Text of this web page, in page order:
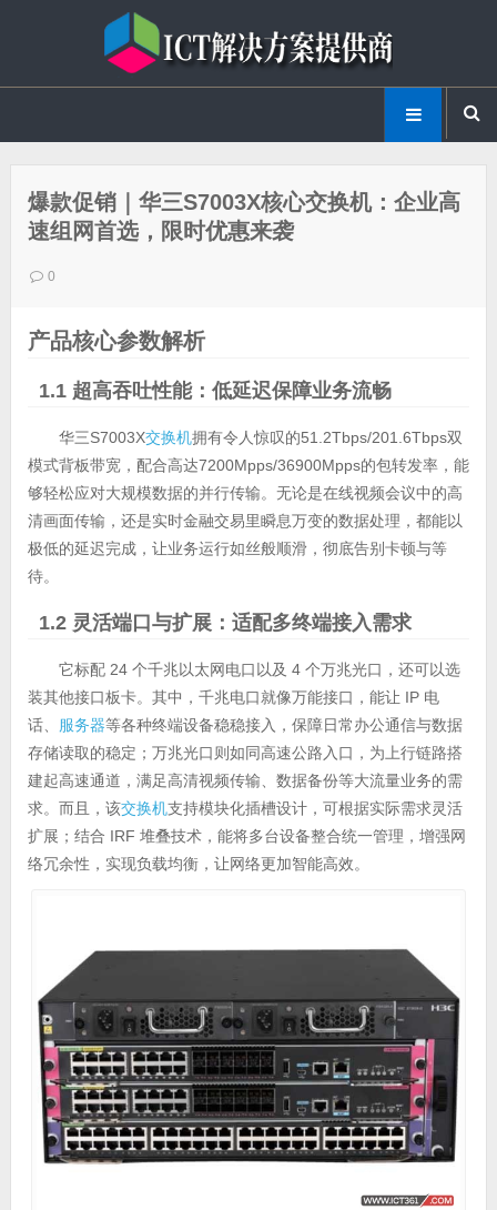
爆款促销｜华三S7003X核心交换机：企业高
速组网首选，限时优惠来袭
0
产品核心参数解析
1.1 超高吞吐性能：低延迟保障业务流畅
华三S7003X交换机拥有令人惊叹的51.2Tbps/201.6Tbps双
模式背板带宽，配合高达7200Mpps/36900Mpps的包转发率，能
够轻松应对大规模数据的并行传输。无论是在线视频会议中的高
清画面传输，还是实时金融交易里瞬息万变的数据处理，都能以
极低的延迟完成，让业务运行如丝般顺滑，彻底告别卡顿与等
待。
1.2 灵活端口与扩展：适配多终端接入需求
它标配 24 个千兆以太网电口以及 4 个万兆光口，还可以选
装其他接口板卡。其中，千兆电口就像万能接口，能让 IP 电
话、 服务器等各种终端设备稳稳接入，保障日常办公通信与数据
存储读取的稳定；万兆光口则如同高速公路入口，为上行链路搭
建起高速通道，满足高清视频传输、数据备份等大流量业务的需
求。而且，该交换机支持模块化插槽设计，可根据实际需求灵活
扩展；结合 IRF 堆叠技术，能将多台设备整合统一管理，增强网
络冗余性，实现负载均衡，让网络更加智能高效。